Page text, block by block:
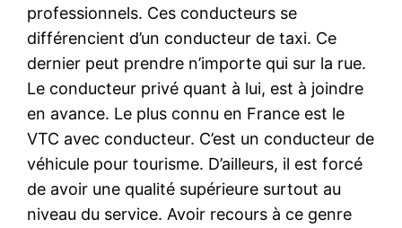
professionnels. Ces conducteurs se
différencient d’un conducteur de taxi. Ce
dernier peut prendre n’importe qui sur la rue.
Le conducteur privé quant à lui, est à joindre
en avance. Le plus connu en France est le
VTC avec conducteur. C’est un conducteur de
véhicule pour tourisme. D’ailleurs, il est forcé
de avoir une qualité supérieure surtout au
niveau du service. Avoir recours à ce genre